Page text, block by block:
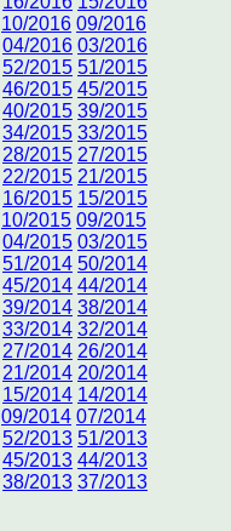
10/2016 09/2016
04/2016 03/2016
52/2015 51/2015
46/2015 45/2015
40/2015 39/2015
34/2015 33/2015
28/2015 27/2015
22/2015 21/2015
16/2015 15/2015
10/2015 09/2015
04/2015 03/2015
51/2014 50/2014
45/2014 44/2014
39/2014 38/2014
33/2014 32/2014
27/2014 26/2014
21/2014 20/2014
15/2014 14/2014
09/2014 07/2014
52/2013 51/2013
45/2013 44/2013
38/2013 37/2013